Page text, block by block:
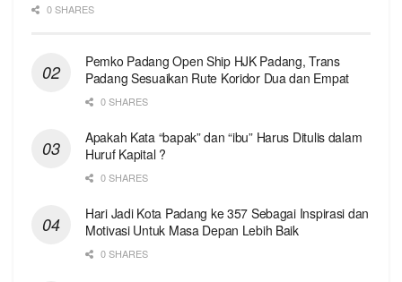
0 SHARES
Pemko Padang Open Ship HJK Padang, Trans
Padang Sesuaikan Rute Koridor Dua dan Empat
0 SHARES
Apakah Kata “bapak” dan “ibu” Harus Ditulis dalam
Huruf Kapital ?
0 SHARES
Hari Jadi Kota Padang ke 357 Sebagai Inspirasi dan
Motivasi Untuk Masa Depan Lebih Baik
0 SHARES